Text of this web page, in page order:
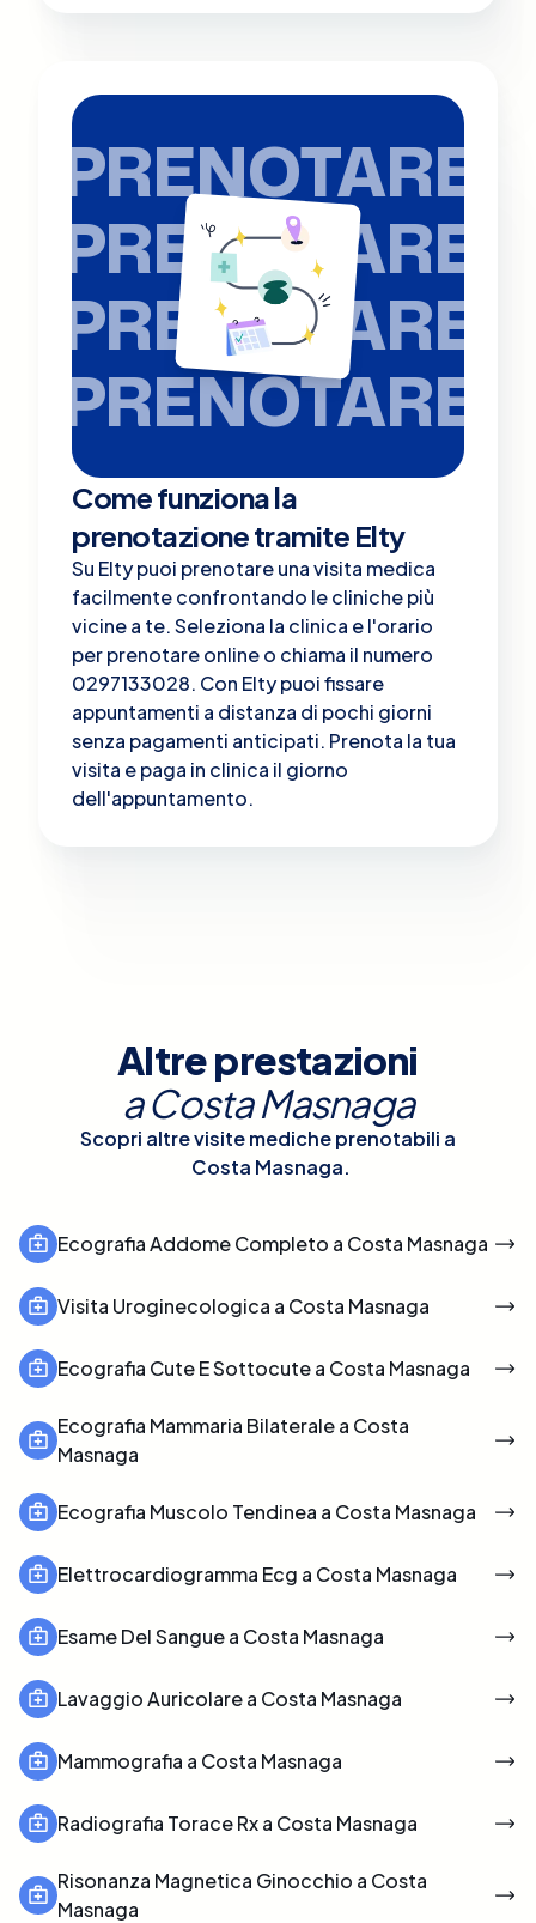
PRENOTARE
PRENOTARE
PRENOTARE
PRENOTARE
Come funziona la
prenotazione tramite Elty
Su Elty puoi prenotare una visita medica
facilmente confrontando le cliniche più
vicine a te. Seleziona la clinica e l'orario
per prenotare online o chiama il numero
0297133028. Con Elty puoi fissare
appuntamenti a distanza di pochi giorni
senza pagamenti anticipati. Prenota la tua
visita e paga in clinica il giorno
dell'appuntamento.
Altre prestazioni
aCosta Masnaga
Scopri altre visite mediche prenotabili a
Costa Masnaga.
Ecografia Addome Completo a Costa Masnaga
Visita Uroginecologica a Costa Masnaga
Ecografia Cute E Sottocute a Costa Masnaga
Ecografia Mammaria Bilaterale a Costa
Masnaga
Ecografia Muscolo Tendinea a Costa Masnaga
Elettrocardiogramma Ecg a Costa Masnaga
Esame Del Sangue a Costa Masnaga
Lavaggio Auricolare a Costa Masnaga
Mammografia a Costa Masnaga
Radiografia Torace Rx a Costa Masnaga
Risonanza Magnetica Ginocchio a Costa
Masnaga